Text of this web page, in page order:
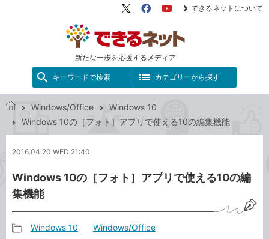
新たな一歩を応援するメディア
X（旧
FacebookYouTube
できるネットについて
キーワードで検索 カテゴリーから探す
で
ネ
ト
Windows/Office
Windows 10
Windows 10の［フォト］アプリで使える10の編集機能
2016.04.20 WED 21:40
Windows 10の［フォト］アプリで使える10の編
集機能
Windows 10 Windows/Office